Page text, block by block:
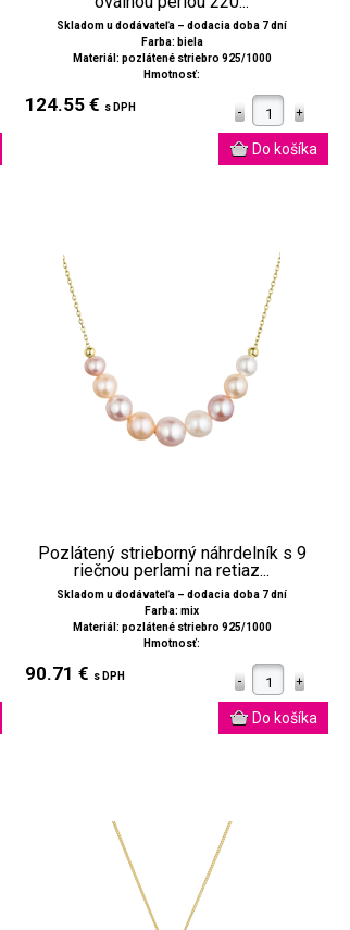
Skladom u dodávateľa – dodacia doba 7 dní
Farba: biela
Materiál: pozlátené striebro 925/1000
Hmotnosť:
124.55 € s DPH
Pozlátený strieborný náhrdelník s 9
riečnou perlami na retiaz...
Skladom u dodávateľa – dodacia doba 7 dní
Farba: mix
Materiál: pozlátené striebro 925/1000
Hmotnosť:
90.71 € s DPH